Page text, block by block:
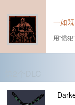
一如
用“惯